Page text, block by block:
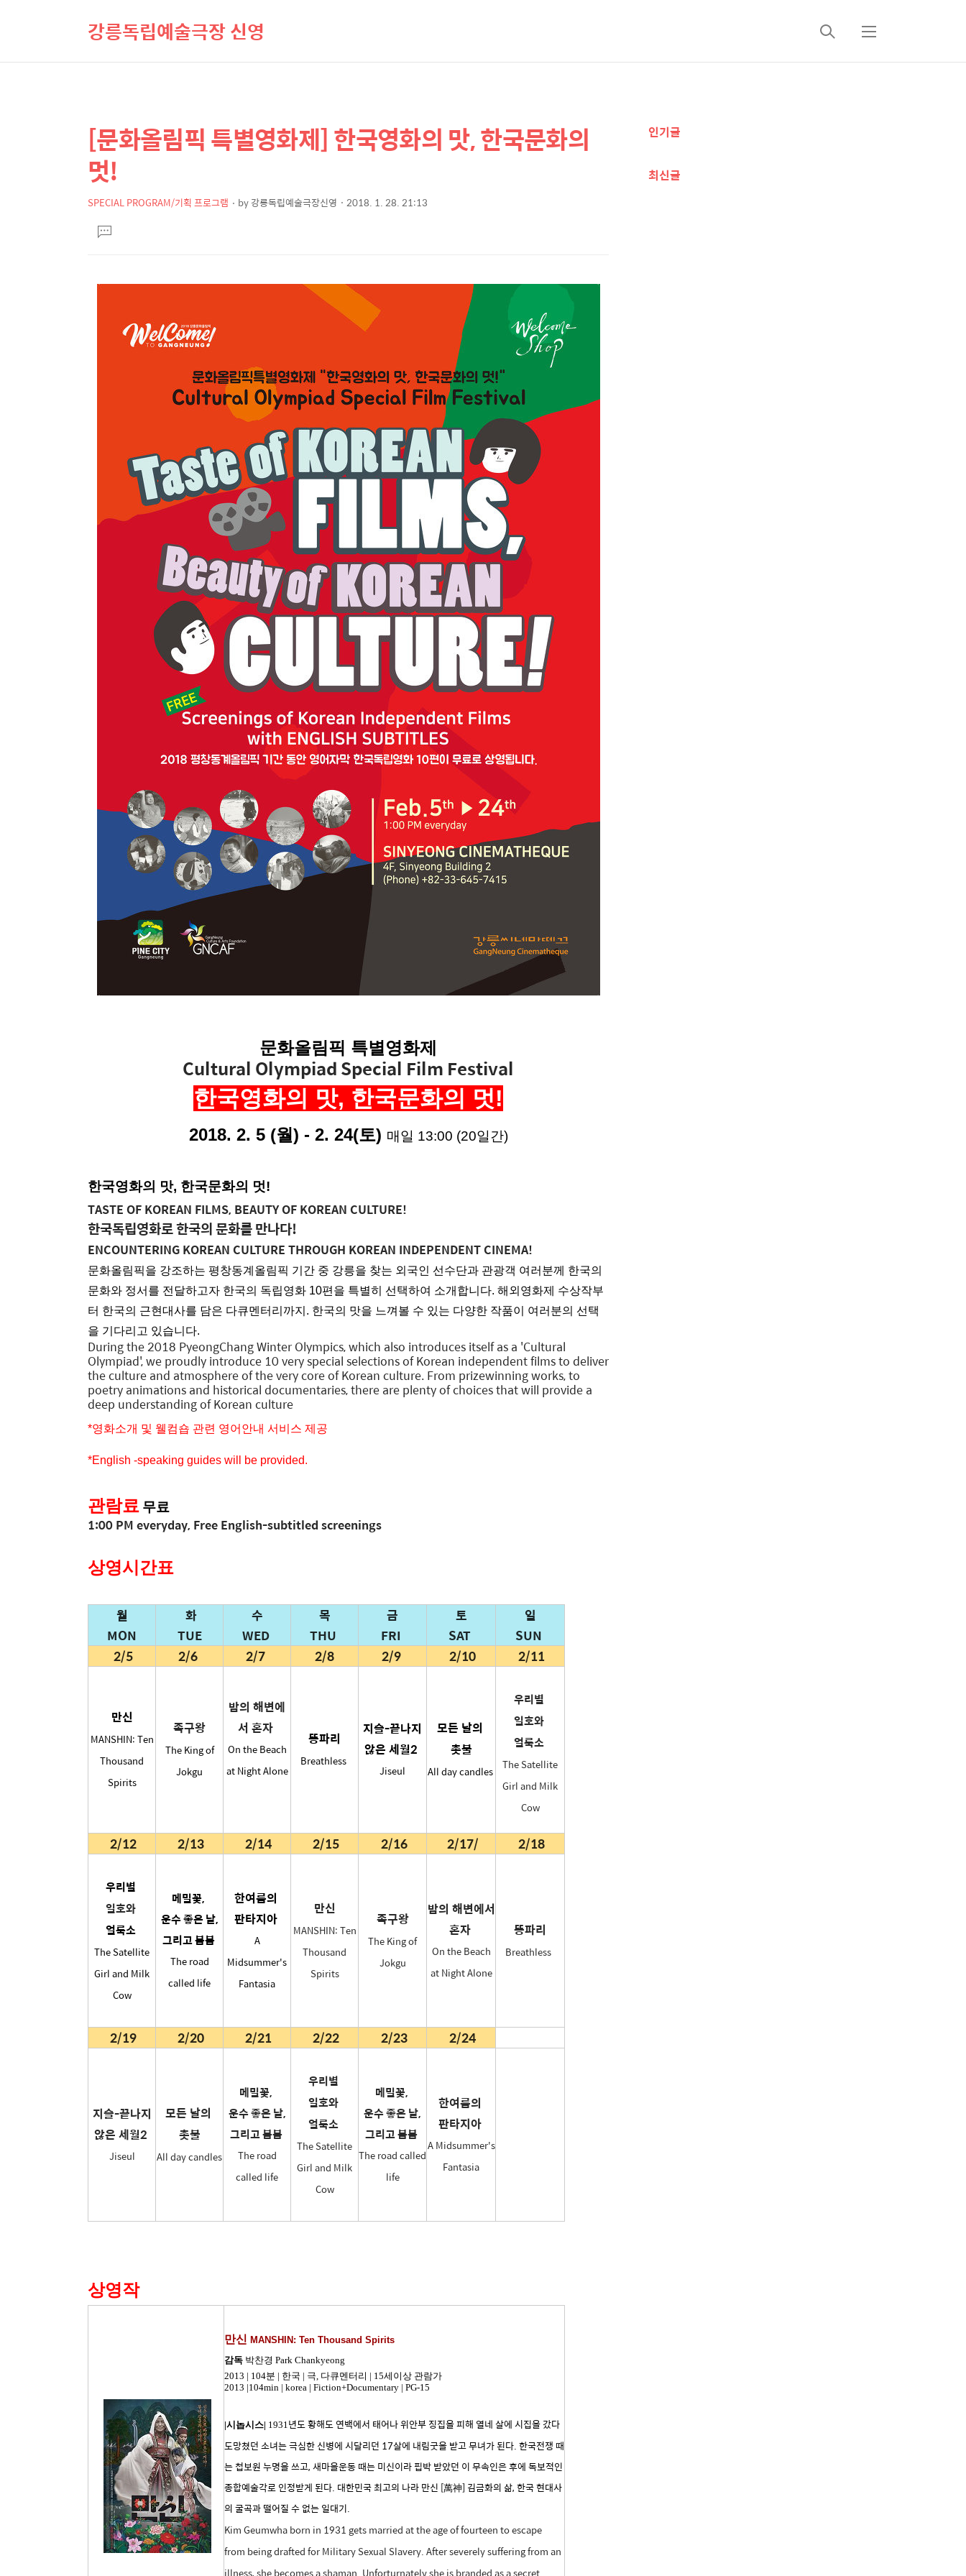
강릉독립예술극장 신영
검
메
상
세
컨
텐
본
문
제
목
[문화올림픽 특별영화제] 한국영화의 맛, 한국문화의
멋!
SPECIAL PROGRAM/기획 프로그램 by강릉독립예술극장신영 2018. 1. 28. 21:13
문댓
글
문화올림픽 특별영화제
Cultural Olympiad Special Film Festival
한국영화의 맛, 한국문화의 멋!
2018. 2. 5 (월) - 2. 24(토) 매일 13:00 (20일간)
한국영화의 맛, 한국문화의 멋!
TASTE OF KOREAN FILMS, BEAUTY OF KOREAN CULTURE!
한국독립영화로 한국의 문화를 만나다!
ENCOUNTERING KOREAN CULTURE THROUGH KOREAN INDEPENDENT CINEMA!
문화올림픽을 강조하는 평창동계올림픽 기간 중 강릉을 찾는 외국인 선수단과 관광객 여러분께 한국의
문화와 정서를 전달하고자 한국의 독립영화 10편을 특별히 선택하여 소개합니다. 해외영화제 수상작부
터 한국의 근현대사를 담은 다큐멘터리까지. 한국의 맛을 느껴볼 수 있는 다양한 작품이 여러분의 선택
을 기다리고 있습니다.
During the 2018 PyeongChang Winter Olympics, which also introduces itself as a 'Cultural
Olympiad', we proudly introduce 10 very special selections of Korean independent films to deliver
the culture and atmosphere of the very core of Korean culture. From prizewinning works, to
poetry animations and historical documentaries, there are plenty of choices that will provide a
deep understanding of Korean culture
*영화소개 및 웰컴숍 관련 영어안내 서비스 제공
*English -speaking guides will be provided.
관람료 무료
1:00 PM everyday, Free English-subtitled screenings
상영시간표
월
MON
화
TUE
수
WED
목
THU
금
FRI
토
SAT
일
SUN
2/5
2/6 2/7 2/8 2/9 2/10 2/11
만신
MANSHIN: Ten
Thousand
Spirits
족구왕
The King of
Jokgu
밤의 해변에
서 혼자
On the Beach
at Night Alone
똥파리
Breathless
지슬-끝나지
않은 세월2
Jiseul
모든 날의
촛불
All day candles
우리별
일호와
얼룩소
The Satellite
Girl and Milk
Cow
2/12 2/13 2/14 2/15 2/16 2/17/ 2/18
우리별
일호와
얼룩소
The Satellite
Girl and Milk
Cow
메밀꽃,
운수 좋은 날,
그리고 봄봄
The road
called life
한여름의
판타지아
A
Midsummer's
Fantasia
만신
MANSHIN: Ten
Thousand
Spirits
족구왕
The King of
Jokgu
밤의 해변에서
혼자
On the Beach
at Night Alone
똥파리
Breathless
2/19 2/20 2/21 2/22 2/23 2/24
지슬-끝나지
않은 세월2
Jiseul
모든 날의
촛불
All day candles
메밀꽃,
운수 좋은 날,
그리고 봄봄
The road
called life
우리별
일호와
얼룩소
The Satellite
Girl and Milk
Cow
메밀꽃,
운수 좋은 날,
그리고 봄봄
The road called
life
한여름의
판타지아
A Midsummer's
Fantasia
상영작
만신 MANSHIN: Ten Thousand Spirits
감독 박찬경 Park Chankyeong
2013 | 104분 | 한국 | 극, 다큐멘터리 | 15세이상 관람가
2013 |104min | korea | Fiction+Documentary | PG-15
|시놉시스| 1931년도 황해도 연백에서 태어나 위안부 징집을 피해 열네 살에 시집을 갔다
도망쳤던 소녀는 극심한 신병에 시달리던 17살에 내림굿을 받고 무녀가 된다. 한국전쟁 때
는 첩보원 누명을 쓰고, 새마을운동 때는 미신이라 핍박 받았던 이 무속인은 후에 독보적인
종합예술각로 인정받게 된다. 대한민국 최고의 나라 만신 [萬神] 김금화의 삶, 한국 현대사
의 굴곡과 떨어질 수 없는 일대기.
Kim Geumwha born in 1931 gets married at the age of fourteen to escape
from being drafted for Military Sexual Slavery. After severely suffering from an
illness, she becomes a shaman. Unforturnately she is branded as a secret
추
정
인기글
최신글